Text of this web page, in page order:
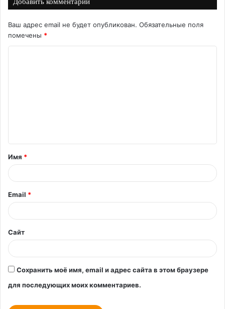
Ваш адрес email не будет опубликован. Обязательные поля
помечены *
т
а
р
й
*
Имя *
Email *
Сайт
Сохранить моё имя, email и адрес сайта в этом браузере
для последующих моих комментариев.